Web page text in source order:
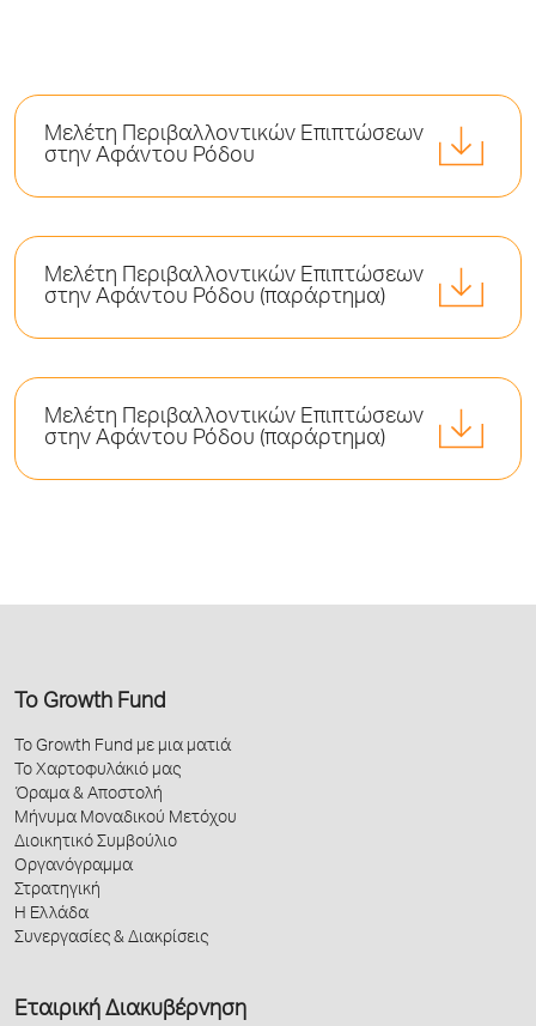
Μελέτη Περιβαλλοντικών Επιπτώσεων
στην Αφάντου Ρόδου
Μελέτη Περιβαλλοντικών Επιπτώσεων
στην Αφάντου Ρόδου (παράρτημα)
Μελέτη Περιβαλλοντικών Επιπτώσεων
στην Αφάντου Ρόδου (παράρτημα)
Το Growth Fund
Το Growth Fund με μια ματιά
Το Χαρτοφυλάκιό μας
Όραμα & Αποστολή
Μήνυμα Μοναδικού Μετόχου
Διοικητικό Συμβούλιο
Οργανόγραμμα
Στρατηγική
Η Ελλάδα
Συνεργασίες & Διακρίσεις
Εταιρική Διακυβέρνηση